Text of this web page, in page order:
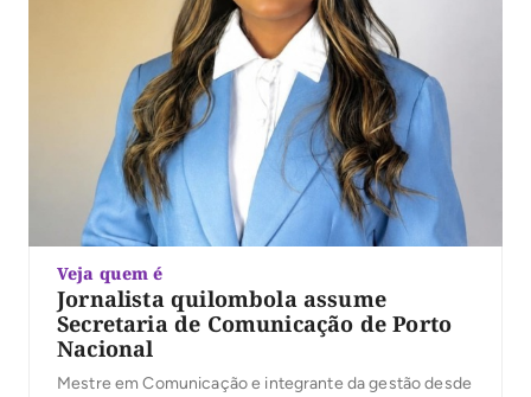
Veja quem é
Jornalista quilombola assume
Secretaria de Comunicação de Porto
Nacional
Mestre em Comunicação e integrante da gestão desde